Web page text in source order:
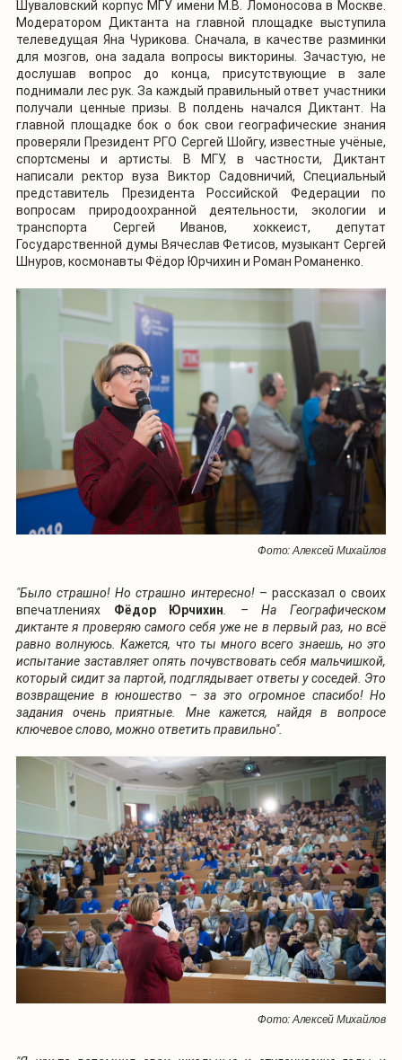
Шуваловский корпус МГУ имени М.В. Ломоносова в Москве.
Модератором Диктанта на главной площадке выступила
телеведущая Яна Чурикова. Сначала, в качестве разминки
для мозгов, она задала вопросы викторины. Зачастую, не
дослушав вопрос до конца, присутствующие в зале
поднимали лес рук. За каждый правильный ответ участники
получали ценные призы. В полдень начался Диктант. На
главной площадке бок о бок свои географические знания
проверяли Президент РГО Сергей Шойгу, известные учёные,
спортсмены и артисты. В МГУ, в частности, Диктант
написали ректор вуза Виктор Садовничий, Специальный
представитель Президента Российской Федерации по
вопросам природоохранной деятельности, экологии и
транспорта Сергей Иванов, хоккеист, депутат
Государственной думы Вячеслав Фетисов, музыкант Сергей
Шнуров, космонавты Фёдор Юрчихин и Роман Романенко.
Фото: Алексей Михайлов
"Было страшно! Но страшно интересно! – рассказал о своих
впечатлениях Фёдор Юрчихин. – На Географическом
диктанте я проверяю самого себя уже не в первый раз, но всё
равно волнуюсь. Кажется, что ты много всего знаешь, но это
испытание заставляет опять почувствовать себя мальчишкой,
который сидит за партой, подглядывает ответы у соседей. Это
возвращение в юношество – за это огромное спасибо! Но
задания очень приятные. Мне кажется, найдя в вопросе
ключевое слово, можно ответить правильно".
Фото: Алексей Михайлов